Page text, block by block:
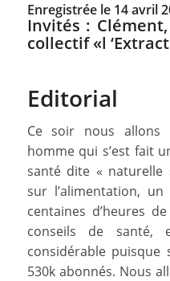
Enregistrée le 14 avril
Invités :
collectif «l
Editorial
Ce soir nous allons
homme qui s’est fait
santé dite « naturelle
sur l’alimentation,
centaines d’heures
conseils de santé,
considérable
530k abonnés. Nous